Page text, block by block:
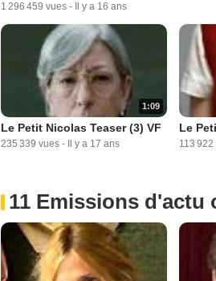
1 296 459 vues - Il y a 16 ans
1:09
Le Petit Nicolas Teaser (3) VF
235 339 vues - Il y a 17 ans
Le
113
11 Emissions d'actu